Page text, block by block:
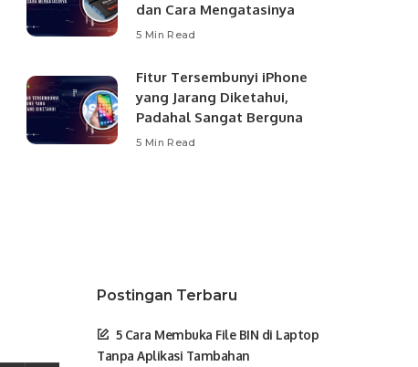
dan Cara Mengatasinya
5 Min Read
Fitur Tersembunyi iPhone
yang Jarang Diketahui,
Padahal Sangat Berguna
5 Min Read
Postingan Terbaru
5 Cara Membuka File BIN di Laptop
Tanpa Aplikasi Tambahan